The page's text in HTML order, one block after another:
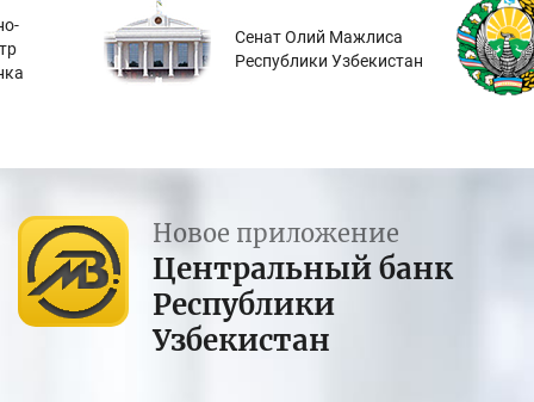
Сенат Олий Мажлиса
Республики Узбекистан
Новое приложение
Центральный банк
Республики
Узбекистан